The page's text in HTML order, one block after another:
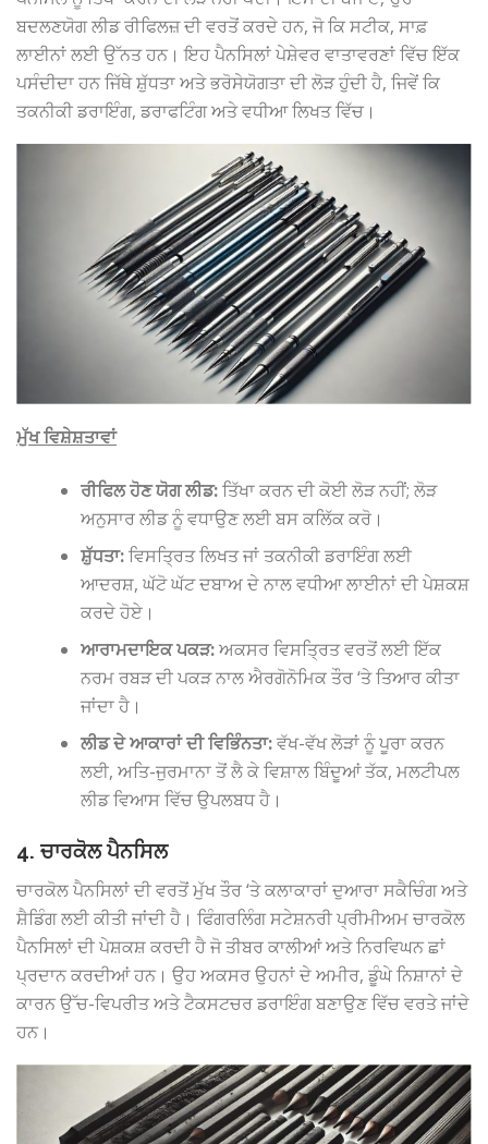
ਬਦਲਣਯੋਗ ਲੀਡ ਰੀਫਿਲਜ਼ ਦੀ ਵਰਤੋਂ ਕਰਦੇ ਹਨ, ਜੋ ਕਿ ਸਟੀਕ, ਸਾਫ਼
ਲਾਈਨਾਂ ਲਈ ਉੱਨਤ ਹਨ। ਇਹ ਪੈਨਸਿਲਾਂ ਪੇਸ਼ੇਵਰ ਵਾਤਾਵਰਣਾਂ ਵਿੱਚ ਇੱਕ
ਪਸੰਦੀਦਾ ਹਨ ਜਿੱਥੇ ਸ਼ੁੱਧਤਾ ਅਤੇ ਭਰੋਸੇਯੋਗਤਾ ਦੀ ਲੋੜ ਹੁੰਦੀ ਹੈ, ਜਿਵੇਂ ਕਿ
ਤਕਨੀਕੀ ਡਰਾਇੰਗ, ਡਰਾਫਟਿੰਗ ਅਤੇ ਵਧੀਆ ਲਿਖਤ ਵਿੱਚ।
ਮੁੱਖ ਵਿਸ਼ੇਸ਼ਤਾਵਾਂ
ਰੀਫਿਲ ਹੋਣ ਯੋਗ ਲੀਡ:ਤਿੱਖਾ ਕਰਨ ਦੀ ਕੋਈ ਲੋੜ ਨਹੀਂ; ਲੋੜ
ਅਨੁਸਾਰ ਲੀਡ ਨੂੰ ਵਧਾਉਣ ਲਈ ਬਸ ਕਲਿੱਕ ਕਰੋ।
ਸ਼ੁੱਧਤਾ:ਵਿਸਤ੍ਰਿਤ ਲਿਖਤ ਜਾਂ ਤਕਨੀਕੀ ਡਰਾਇੰਗ ਲਈ
ਆਦਰਸ਼, ਘੱਟੋ ਘੱਟ ਦਬਾਅ ਦੇ ਨਾਲ ਵਧੀਆ ਲਾਈਨਾਂ ਦੀ ਪੇਸ਼ਕਸ਼
ਕਰਦੇ ਹੋਏ।
ਆਰਾਮਦਾਇਕ ਪਕੜ:ਅਕਸਰ ਵਿਸਤ੍ਰਿਤ ਵਰਤੋਂ ਲਈ ਇੱਕ
ਨਰਮ ਰਬੜ ਦੀ ਪਕੜ ਨਾਲ ਐਰਗੋਨੋਮਿਕ ਤੌਰ ‘ਤੇ ਤਿਆਰ ਕੀਤਾ
ਜਾਂਦਾ ਹੈ।
ਲੀਡ ਦੇ ਆਕਾਰਾਂ ਦੀ ਵਿਭਿੰਨਤਾ:ਵੱਖ-ਵੱਖ ਲੋੜਾਂ ਨੂੰ ਪੂਰਾ ਕਰਨ
ਲਈ, ਅਤਿ-ਜੁਰਮਾਨਾ ਤੋਂ ਲੈ ਕੇ ਵਿਸ਼ਾਲ ਬਿੰਦੂਆਂ ਤੱਕ, ਮਲਟੀਪਲ
ਲੀਡ ਵਿਆਸ ਵਿੱਚ ਉਪਲਬਧ ਹੈ।
4. ਚਾਰਕੋਲ ਪੈਨਸਿਲ
ਚਾਰਕੋਲ ਪੈਨਸਿਲਾਂ ਦੀ ਵਰਤੋਂ ਮੁੱਖ ਤੌਰ ‘ਤੇ ਕਲਾਕਾਰਾਂ ਦੁਆਰਾ ਸਕੈਚਿੰਗ ਅਤੇ
ਸ਼ੈਡਿੰਗ ਲਈ ਕੀਤੀ ਜਾਂਦੀ ਹੈ। ਫਿੰਗਰਲਿੰਗ ਸਟੇਸ਼ਨਰੀ ਪ੍ਰੀਮੀਅਮ ਚਾਰਕੋਲ
ਪੈਨਸਿਲਾਂ ਦੀ ਪੇਸ਼ਕਸ਼ ਕਰਦੀ ਹੈ ਜੋ ਤੀਬਰ ਕਾਲੀਆਂ ਅਤੇ ਨਿਰਵਿਘਨ ਛਾਂ
ਪ੍ਰਦਾਨ ਕਰਦੀਆਂ ਹਨ। ਉਹ ਅਕਸਰ ਉਹਨਾਂ ਦੇ ਅਮੀਰ, ਡੂੰਘੇ ਨਿਸ਼ਾਨਾਂ ਦੇ
ਕਾਰਨ ਉੱਚ-ਵਿਪਰੀਤ ਅਤੇ ਟੈਕਸਟਚਰ ਡਰਾਇੰਗ ਬਣਾਉਣ ਵਿੱਚ ਵਰਤੇ ਜਾਂਦੇ
ਹਨ।